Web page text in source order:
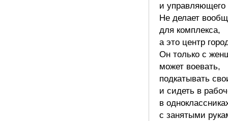
и управляющего
Не делает
для комплекса,
а это центр
Он только с
может воевать,
подкатывать
и сидеть в
в
с занятыми